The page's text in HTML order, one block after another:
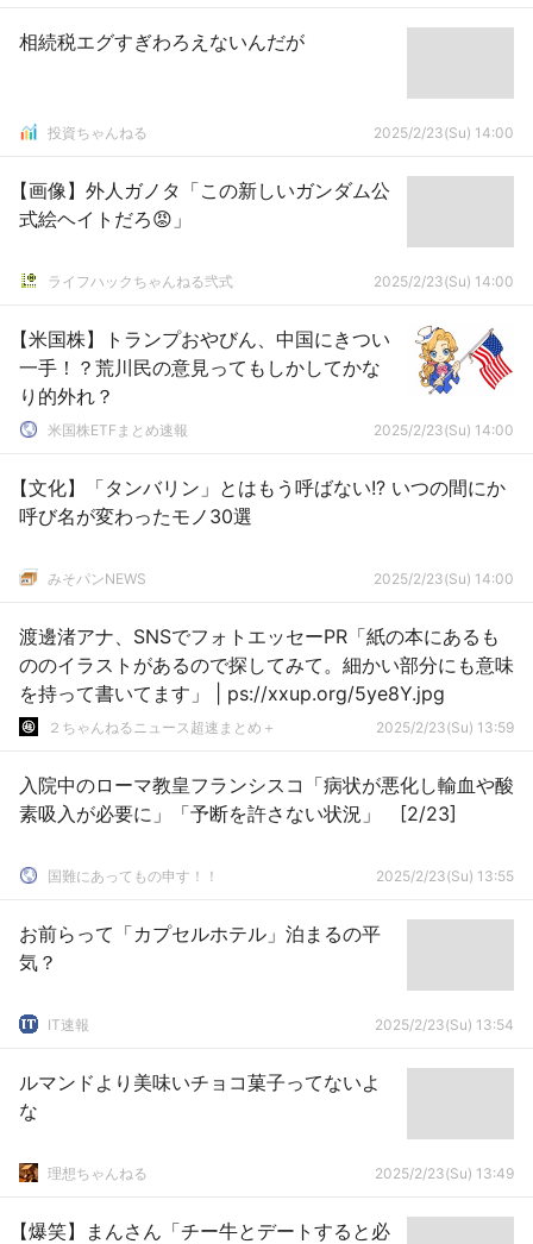
相続税エグすぎわろえないんだが
投資ちゃんねる 2025/2/23(Su) 14:00
【画像】外人ガノタ「この新しいガンダム公
式絵ヘイトだろ😡」
ライフハックちゃんねる弐式 2025/2/23(Su) 14:00
【米国株】トランプおやびん、中国にきつい
一手！？荒川民の意見ってもしかしてかな
り的外れ？
米国株ETFまとめ速報 2025/2/23(Su) 14:00
【文化】「タンバリン」とはもう呼ばない!? いつの間にか
呼び名が変わったモノ30選
みそパンNEWS 2025/2/23(Su) 14:00
渡邊渚アナ、SNSでフォトエッセーPR「紙の本にあるも
ののイラストがあるので探してみて。細かい部分にも意味
を持って書いてます」 | ps://xxup.org/5ye8Y.jpg
２ちゃんねるニュース超速まとめ＋ 2025/2/23(Su) 13:59
入院中のローマ教皇フランシスコ「病状が悪化し輸血や酸
素吸入が必要に」「予断を許さない状況」 [2/23]
国難にあってもの申す！！ 2025/2/23(Su) 13:55
お前らって「カプセルホテル」泊まるの平
気？
IT速報 2025/2/23(Su) 13:54
ルマンドより美味いチョコ菓子ってないよ
な
理想ちゃんねる 2025/2/23(Su) 13:49
【爆笑】まんさん「チー牛とデートすると必